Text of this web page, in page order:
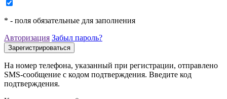
* - поля обязательные для заполнения
Авторизация Забыл пароль?
На номер телефона, указанный при регистрации, отправлено
SMS-сообщение с кодом подтверждения. Введите код
подтверждения.